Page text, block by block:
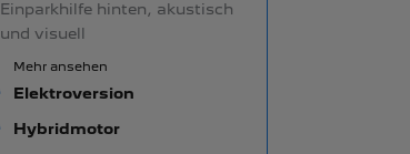
Einparkhilfe hinten, akustisch
und visuell
Mehr ansehen
Elektroversion
Hybridmotor